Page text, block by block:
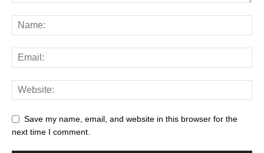
Save my name, email, and website in this browser for the
next time I comment.